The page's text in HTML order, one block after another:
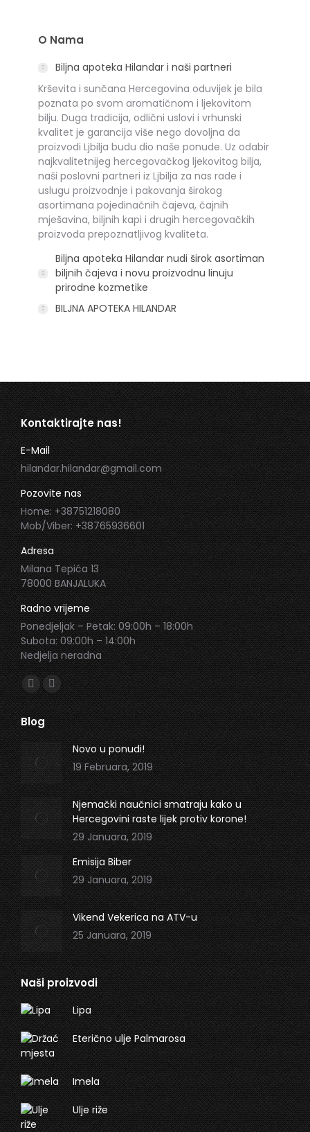
O Nama
Biljna apoteka Hilandar i naši partneri
Krševita i sunčana Hercegovina oduvijek je bila
poznata po svom aromatičnom i ljekovitom
bilju. Duga tradicija, odlični uslovi i vrhunski
kvalitet je garancija više nego dovoljna da
proizvodi Ljbilja budu dio naše ponude. Uz odabir
najkvalitetnijeg hercegovačkog ljekovitog bilja,
naši poslovni partneri iz Ljbilja za nas rade i
uslugu proizvodnje i pakovanja širokog
asortimana pojedinačnih čajeva, čajnih
mješavina, biljnih kapi i drugih hercegovačkih
proizvoda prepoznatljivog kvaliteta.
Biljna apoteka Hilandar nudi širok asortiman
biljnih čajeva i novu proizvodnu linuju
prirodne kozmetike
BILJNA APOTEKA HILANDAR
Kontaktirajte nas!
E-Mail
hilandar.hilandar@gmail.com
Pozovite nas
Home: +38751218080
Mob/Viber: +38765936601
Adresa
Milana Tepića 13
78000 BANJALUKA
Radno vrijeme
Ponedjeljak – Petak: 09:00h – 18:00h
Subota: 09:00h – 14:00h
Nedjelja neradna
Find us on:
Facebook
page
opens
in
new
window
Instagram
page
opens
in
new
window
Blog
Novo u ponudi!
19 Februara, 2019
Njemački naučnici smatraju kako u
Hercegovini raste lijek protiv korone!
29 Januara, 2019
Emisija Biber
29 Januara, 2019
Vikend Vekerica na ATV-u
25 Januara, 2019
Naši proizvodi
Lipa
Eterično ulje Palmarosa
Imela
Ulje riže